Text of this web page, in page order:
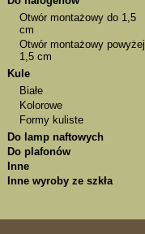
Otwór montażowy do 1,5
cm
Otwór montażowy powyżej
1,5 cm
Kule
Białe
Kolorowe
Formy kuliste
Do lamp naftowych
Do plafonów
Inne
Inne wyroby ze szkła